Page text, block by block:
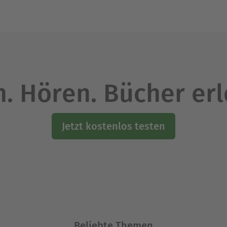
Hören. Bücher
Jetzt kostenlos testen